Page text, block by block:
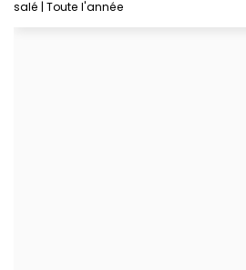
salé Toute l'année